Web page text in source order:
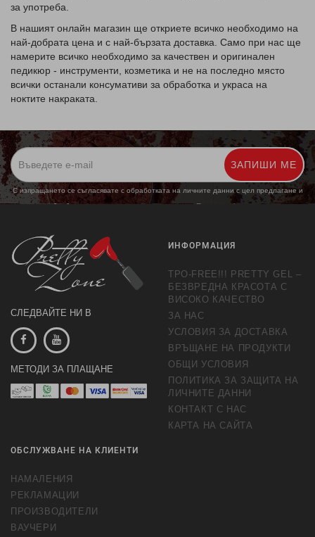
за употреба.
В нашият онлайн магазин ще откриете всичко необходимо на
най-добрата цена и с най-бързата доставка. Само при нас ще
намерите всичко необходимо за качествен и оригинален
педикюр - инструменти, козметика и не на последно място
всички останали консумативи за обработка и украса на
ноктите накраката.
ЗАПИШИ МЕ
С изпращането се съгласявате с обработката на личните данни с цел предлагане и
обработка на маркетингови предложения. Повече информация
СЛЕДВАЙТЕ НИ В
МЕТОДИ ЗА ПЛАЩАНЕ
ИНФОРМАЦИЯ
TPO-FREE!!! PRETTY GEL –
БЕЗВРЕДНА КРАСОТА С
ВИСОКО КАЧЕСТВО
ЗА НАС
УСЛОВИЯ ЗА ДОСТАВКА
ВРЪЩАНЕ НА ПРОДУКТИ
ОБЩИ УСЛОВИЯ
ПОЛИТИКА ЗА ЗАЩИТА НА
ЛИЧНИТЕ ДАННИ
КОНТАКТ С НАС
КАРТА НА САЙТА
ОБСЛУЖВАНЕ НА КЛИЕНТИ
НАМАЛЕНИЯ
РЕКЛАМАЦИИ
ПРОИЗВОДИТЕЛИ
ВАУЧЕРИ